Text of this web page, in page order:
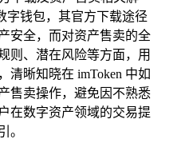
字钱包，其官方下载途径
安全，而对资产售卖的全
则、潜在风险等方面，用
清晰知晓在 imToken 中如
售卖操作，避免因不熟悉
在数字资产领域的交易提
。